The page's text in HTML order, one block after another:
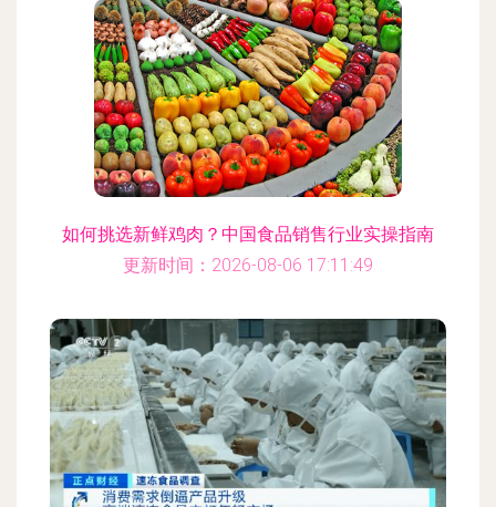
如何挑选新鲜鸡肉？中国食品销售行业实操指南
更新时间：2026-08-06 17:11:49